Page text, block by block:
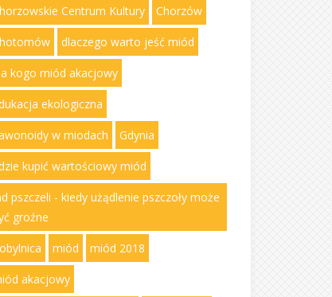
Centrum Kultury Chorzów
dlaczego warto jeść miód
kogo miód akacjowy
ekologiczna
w miodach Gdynia
kupić wartościowy miód
pszczeli - kiedy użądlenie pszczoły może
groźne
miód miód 2018
akacjowy